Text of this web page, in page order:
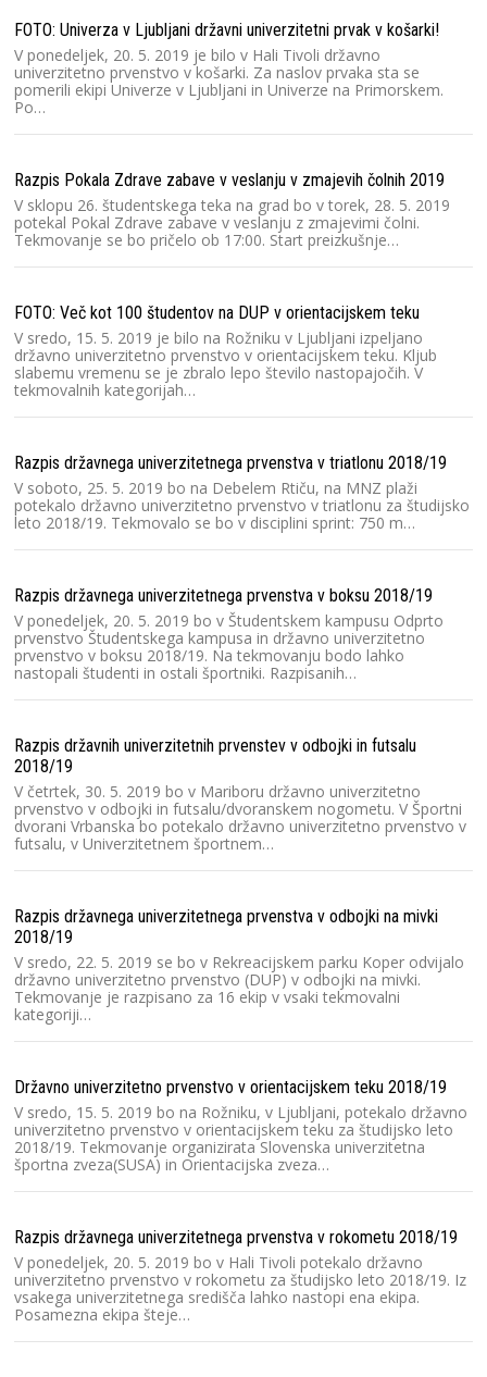
FOTO: Univerza v Ljubljani državni univerzitetni prvak v košarki!
V ponedeljek, 20. 5. 2019 je bilo v Hali Tivoli državno
univerzitetno prvenstvo v košarki. Za naslov prvaka sta se
pomerili ekipi Univerze v Ljubljani in Univerze na Primorskem.
Po…
Razpis Pokala Zdrave zabave v veslanju v zmajevih čolnih 2019
V sklopu 26. študentskega teka na grad bo v torek, 28. 5. 2019
potekal Pokal Zdrave zabave v veslanju z zmajevimi čolni.
Tekmovanje se bo pričelo ob 17:00. Start preizkušnje…
FOTO: Več kot 100 študentov na DUP v orientacijskem teku
V sredo, 15. 5. 2019 je bilo na Rožniku v Ljubljani izpeljano
državno univerzitetno prvenstvo v orientacijskem teku. Kljub
slabemu vremenu se je zbralo lepo število nastopajočih. V
tekmovalnih kategorijah…
Razpis državnega univerzitetnega prvenstva v triatlonu 2018/19
V soboto, 25. 5. 2019 bo na Debelem Rtiču, na MNZ plaži
potekalo državno univerzitetno prvenstvo v triatlonu za študijsko
leto 2018/19. Tekmovalo se bo v disciplini sprint: 750 m…
Razpis državnega univerzitetnega prvenstva v boksu 2018/19
V ponedeljek, 20. 5. 2019 bo v Študentskem kampusu Odprto
prvenstvo Študentskega kampusa in državno univerzitetno
prvenstvo v boksu 2018/19. Na tekmovanju bodo lahko
nastopali študenti in ostali športniki. Razpisanih…
Razpis državnih univerzitetnih prvenstev v odbojki in futsalu
2018/19
V četrtek, 30. 5. 2019 bo v Mariboru državno univerzitetno
prvenstvo v odbojki in futsalu/dvoranskem nogometu. V Športni
dvorani Vrbanska bo potekalo državno univerzitetno prvenstvo v
futsalu, v Univerzitetnem športnem…
Razpis državnega univerzitetnega prvenstva v odbojki na mivki
2018/19
V sredo, 22. 5. 2019 se bo v Rekreacijskem parku Koper odvijalo
državno univerzitetno prvenstvo (DUP) v odbojki na mivki.
Tekmovanje je razpisano za 16 ekip v vsaki tekmovalni
kategoriji…
Državno univerzitetno prvenstvo v orientacijskem teku 2018/19
V sredo, 15. 5. 2019 bo na Rožniku, v Ljubljani, potekalo državno
univerzitetno prvenstvo v orientacijskem teku za študijsko leto
2018/19. Tekmovanje organizirata Slovenska univerzitetna
športna zveza(SUSA) in Orientacijska zveza…
Razpis državnega univerzitetnega prvenstva v rokometu 2018/19
V ponedeljek, 20. 5. 2019 bo v Hali Tivoli potekalo državno
univerzitetno prvenstvo v rokometu za študijsko leto 2018/19. Iz
vsakega univerzitetnega središča lahko nastopi ena ekipa.
Posamezna ekipa šteje…